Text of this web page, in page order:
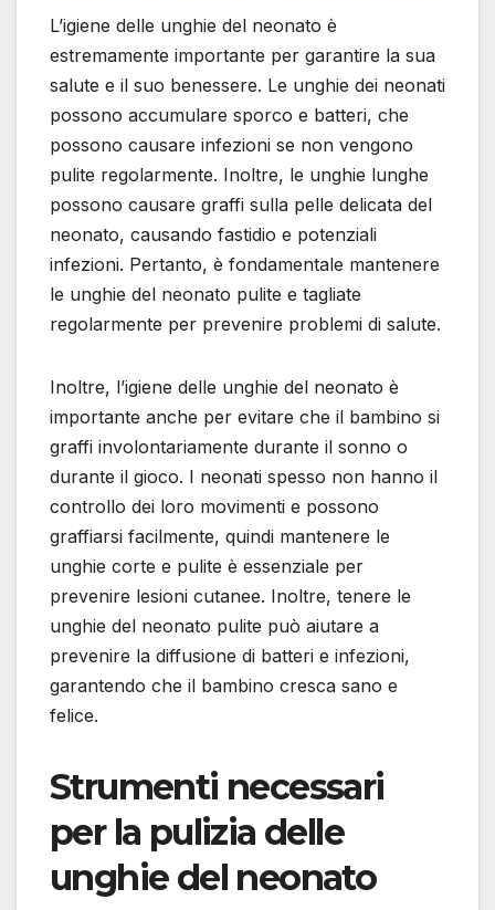
L’igiene delle unghie del neonato è
estremamente importante per garantire la sua
salute e il suo benessere. Le unghie dei neonati
possono accumulare sporco e batteri, che
possono causare infezioni se non vengono
pulite regolarmente. Inoltre, le unghie lunghe
possono causare graffi sulla pelle delicata del
neonato, causando fastidio e potenziali
infezioni. Pertanto, è fondamentale mantenere
le unghie del neonato pulite e tagliate
regolarmente per prevenire problemi di salute.
Inoltre, l’igiene delle unghie del neonato è
importante anche per evitare che il bambino si
graffi involontariamente durante il sonno o
durante il gioco. I neonati spesso non hanno il
controllo dei loro movimenti e possono
graffiarsi facilmente, quindi mantenere le
unghie corte e pulite è essenziale per
prevenire lesioni cutanee. Inoltre, tenere le
unghie del neonato pulite può aiutare a
prevenire la diffusione di batteri e infezioni,
garantendo che il bambino cresca sano e
felice.
Strumenti necessari
per la pulizia delle
unghie del neonato